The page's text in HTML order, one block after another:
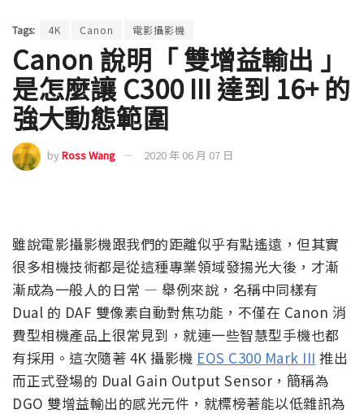
Tags: 4K Canon 電影攝影機
Canon 說明「 雙增益輸出 」
是怎麼讓 C300 III 達到 16+ 的
強大動態範圍
byRoss Wang 2020 年 06 月 07 日
雖說電影攝影機跟我們的距離似乎有點遙遠，但其實
很多相機技術都是從這種專業領域發揚光大後，才漸
漸成為一般人的日常 — 舉例來說，名稱中同樣有
Dual 的 DAF 雙像素自動對焦功能，不僅在 Canon 消
費型相機產品上很常見到，就連一些智慧型手機也都
有採用。這次隨著 4K 攝影機 EOS C300 Mark III 推出
而正式登場的 Dual Gain Output Sensor，簡稱為
DGO 雙增益輸出的感光元件，就標榜著能以低雜訊為